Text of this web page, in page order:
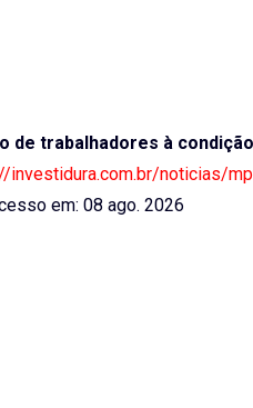
de trabalhadores à
investidura.com.br/noticias/
em: 08 ago. 2026